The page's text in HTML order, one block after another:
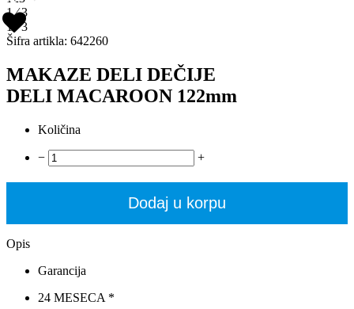
1 ∕ 3
1 ∕ 3
Šifra artikla: 642260
MAKAZE DELI DEČIJE
DELI MACAROON 122mm
Količina
− +
Dodaj u korpu
Opis
Garancija
24 MESECA *